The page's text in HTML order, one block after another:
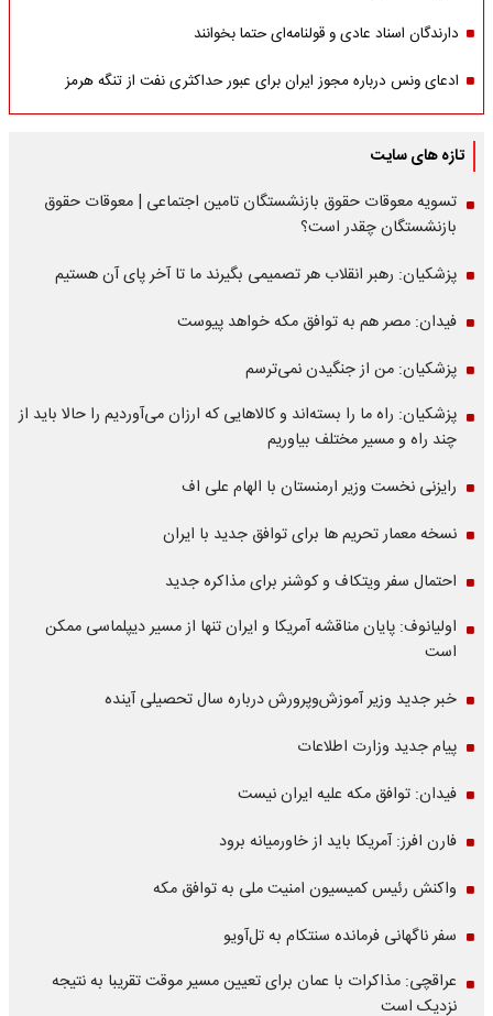
دارندگان اسناد عادی و قولنامه‌ای حتما بخوانند
ادعای ونس درباره مجوز ایران برای عبور حداکثری نفت از تنگه هرمز
تازه های سایت
تسویه معوقات حقوق بازنشستگان تامین اجتماعی | معوقات حقوق
بازنشستگان چقدر است؟
پزشکیان: رهبر انقلاب هر تصمیمی بگیرند ما تا آخر پای آن هستیم
فیدان: مصر هم به توافق مکه خواهد پیوست
پزشکیان: من از جنگیدن نمی‌ترسم
پزشکیان: راه ما را بسته‌اند و کالاهایی که ارزان می‌آوردیم را حالا باید از
چند راه و مسیر مختلف بیاوریم
رایزنی نخست وزیر ارمنستان با الهام علی اف
نسخه معمار تحریم ها برای توافق جدید با ایران
احتمال سفر ویتکاف و کوشنر برای مذاکره جدید
اولیانوف: پایان مناقشه آمریکا و ایران تنها از مسیر دیپلماسی ممکن
است
خبر جدید وزیر آموزش‌وپرورش درباره سال تحصیلی آینده
پیام جدید وزارت اطلاعات
فیدان: توافق مکه علیه ایران نیست
فارن افرز: آمریکا باید از خاورمیانه برود
واکنش رئیس کمیسیون امنیت ملی به توافق مکه
سفر ناگهانی فرمانده سنتکام به تل‌آویو
عراقچی: مذاکرات با عمان برای تعیین مسیر موقت تقریبا به نتیجه
نزدیک است